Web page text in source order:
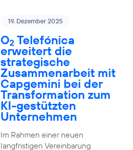
19. Dezember 2025
O2 Telefónica
erweitert die
strategische
Zusammenarbeit mit
Capgemini bei der
Transformation zum
KI-gestützten
Unternehmen
Im Rahmen einer neuen
langfristigen Vereinbarung